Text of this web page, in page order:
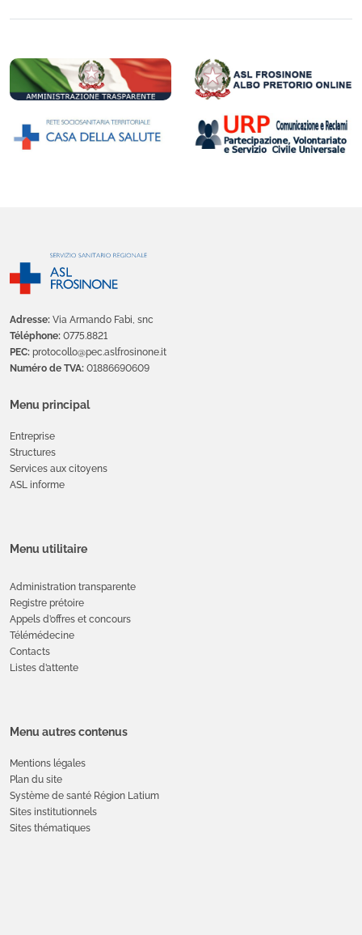
Adresse: Via Armando Fabi, snc
Téléphone: 0775.8821
PEC: protocollo@pec.aslfrosinone.it
Numéro de TVA: 01886690609
Menu principal
Entreprise
Structures
Services aux citoyens
ASL informe
Menu utilitaire
Administration transparente
Registre prétoire
Appels d’offres et concours
Télémédecine
Contacts
Listes d’attente
Menu autres contenus
Mentions légales
Plan du site
Système de santé Région Latium
Sites institutionnels
Sites thématiques